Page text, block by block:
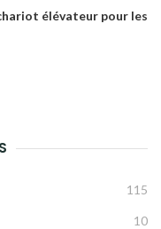
élévateur pour les
115
10